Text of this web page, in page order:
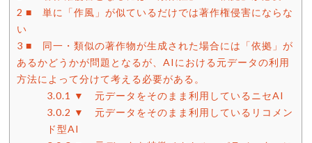
2 ■ 単に「作風」が似ているだけでは著作権侵害にならな
い
3 ■ 同一・類似の著作物が生成された場合には「依拠」が
あるかどうかが問題となるが、AIにおける元データの利用
方法によって分けて考える必要がある。
3.0.1
▼ 元データをそのまま利用しているニセAI
3.0.2 ▼ 元データをそのまま利用しているリコメン
ド型AI